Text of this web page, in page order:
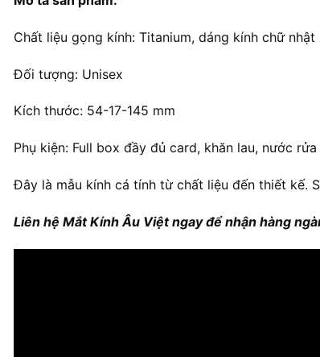
Chất liệu gọng kính: Titanium, dáng kính chữ
Đối tượng: Unisex
Kích thước: 54-17-145 mm
Phụ kiện: Full box đầy đủ card, khăn lau, nước rửa
Đây là mẫu kính cá tính từ chất liệu đến thiết kế.
Liên hệ Mắt Kính Âu Việt ngay để nhận hàng